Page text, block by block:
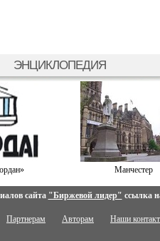
ЭНЦИКЛОПЕДИЯ
Манчестер
сайта "Биржевой лидер" ссылка
Партнерам Авторам Наши